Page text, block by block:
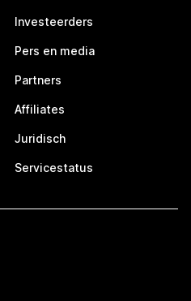
Investeerders
Pers en media
Partners
Affiliates
Juridisch
Servicestatus